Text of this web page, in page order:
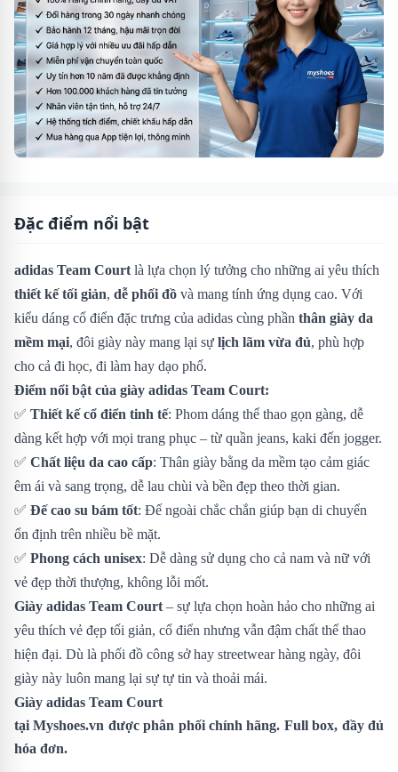
Đặc điểm nổi bật
adidas Team Court là lựa chọn lý tưởng cho những ai yêu thích
thiết kế tối giản, dễ phối đồ và mang tính ứng dụng cao. Với
kiểu dáng cổ điển đặc trưng của adidas cùng phần thân giày da
mềm mại, đôi giày này mang lại sự lịch lãm vừa đủ, phù hợp
cho cả đi học, đi làm hay dạo phố.
Điểm nổi bật của giày adidas Team Court:
✅ Thiết kế cổ điển tinh tế: Phom dáng thể thao gọn gàng, dễ
dàng kết hợp với mọi trang phục – từ quần jeans, kaki đến jogger.
✅ Chất liệu da cao cấp: Thân giày bằng da mềm tạo cảm giác
êm ái và sang trọng, dễ lau chùi và bền đẹp theo thời gian.
✅ Đế cao su bám tốt: Đế ngoài chắc chắn giúp bạn di chuyển
ổn định trên nhiều bề mặt.
✅ Phong cách unisex: Dễ dàng sử dụng cho cả nam và nữ với
vẻ đẹp thời thượng, không lỗi mốt.
Giày adidas Team Court – sự lựa chọn hoàn hảo cho những ai
yêu thích vẻ đẹp tối giản, cổ điển nhưng vẫn đậm chất thể thao
hiện đại. Dù là phối đồ công sở hay streetwear hàng ngày, đôi
giày này luôn mang lại sự tự tin và thoải mái.
Giày adidas Team Court
tạiMyshoes.vn được phân phối chính hãng. Full box, đầy đủ
hóa đơn.